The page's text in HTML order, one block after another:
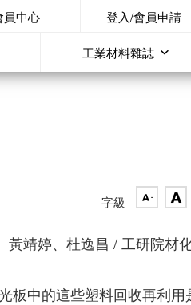
員中心 登入/會員申請
工業材料雜誌
字級
黃靖婷、杜逸昌 / 工研院材
板中的這些塑料回收再利用